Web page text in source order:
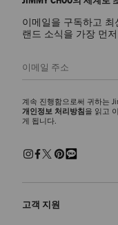
이메일을 구독하고
랜드 소식을 가장 먼
계속 진행함으로써 귀하는
개인정보 처리방침을 읽고
게 됩니다.
고객 지원